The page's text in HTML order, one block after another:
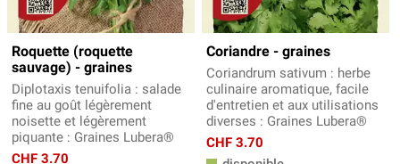
Roquette (roquette
sauvage) - graines
Diplotaxis tenuifolia : salade
fine au goût légèrement
noisette et légèrement
piquante : Graines Lubera®
CHF 3.70
Coriandre - graines
Coriandrum sativum : herbe
culinaire aromatique, facile
d'entretien et aux utilisations
diverses : Graines Lubera®
CHF 3.70